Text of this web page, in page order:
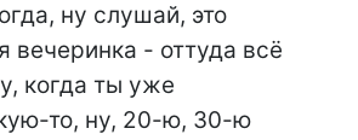
ну слушай, это
вечеринка - оттуда всё
когда ты уже
то, ну, 20-ю, 30-ю